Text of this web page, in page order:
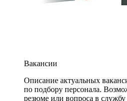
Вакансии
Описание актуальных
по подбору персонала.
резюме или вопроса в службу